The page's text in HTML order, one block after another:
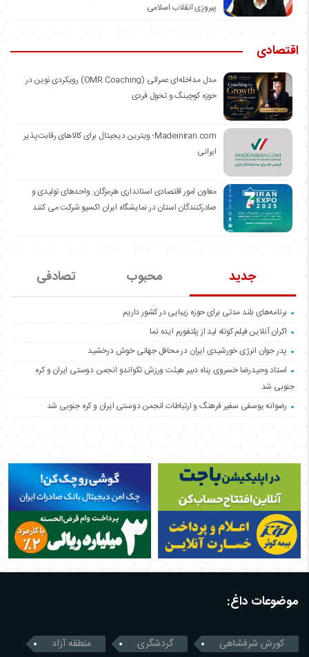
پیروزی انقلاب اسلامی
اقتصادی
مدل مداخله‌ای عمرائی (OMR Coaching) رویکردی نوین در
حوزه کوچینگ و تحول فردی
Madeiniran.com؛ ویترین دیجیتال برای کالاهای رقابت‌پذیر
ایرانی
معاون امور اقتصادی استانداری هرمزگان: واحدهای تولیدی و
صادرکنندگان استان در نمایشگاه ایران اکسپو شرکت می کنند
جدید محبوب تصادفی
برنامه‌های بلند مدتی برای حوزه زیبایی در کشور داریم
اکران آنلاین فیلم کوتاه لید از پلتفورم ایده نما
پدر جوان انرژی خورشیدی ایران در محافل جهانی خوش درخشید
استاد وحیدرضا خسروی پناه دبیر هیئت ورزش تکواندو انجمن دوستی ایران و کره
جنوبی شد
رضوانه یوسفی سفیر فرهنگ و ارتباطات انجمن دوستی ایران و کره جنوبی شد
موضوعات داغ:
کورش شرفشاهی گردشگری منطقه آزاد